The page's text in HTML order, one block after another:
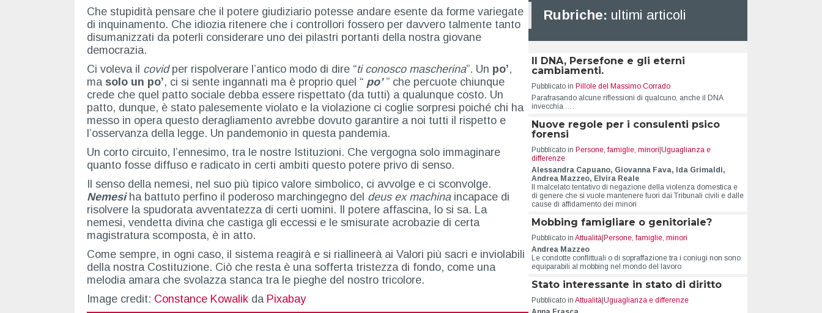
Che stupidità pensare che il potere giudiziario potesse andare esente da forme variegate
di inquinamento. Che idiozia ritenere che i controllori fossero per davvero talmente tanto
disumanizzati da poterli considerare uno dei pilastri portanti della nostra giovane
democrazia.
Ci voleva il covid per rispolverare l’antico modo di dire “ti conosco mascherina”. Un po’,
ma solo un po’, ci si sente ingannati ma è proprio quel “ po’” che percuote chiunque
crede che quel patto sociale debba essere rispettato (da tutti) a qualunque costo. Un
patto, dunque, è stato palesemente violato e la violazione ci coglie sorpresi poiché chi ha
messo in opera questo deragliamento avrebbe dovuto garantire a noi tutti il rispetto e
l’osservanza della legge. Un pandemonio in questa pandemia.
Un corto circuito, l’ennesimo, tra le nostre Istituzioni. Che vergogna solo immaginare
quanto fosse diffuso e radicato in certi ambiti questo potere privo di senso.
Il senso della nemesi, nel suo più tipico valore simbolico, ci avvolge e ci sconvolge.
Nemesi ha battuto perfino il poderoso marchingegno del deus ex machinaincapace di
risolvere la spudorata avventatezza di certi uomini. Il potere affascina, lo si sa. La
nemesi, vendetta divina che castiga gli eccessi e le smisurate acrobazie di certa
magistratura scomposta, è in atto.
Come sempre, in ogni caso, il sistema reagirà e si riallineerà ai Valori più sacri e inviolabili
della nostra Costituzione. Ciò che resta è una sofferta tristezza di fondo, come una
melodia amara che svolazza stanca tra le pieghe del nostro tricolore.
Image credit: Constance Kowalik da Pixabay
Rubriche: ultimi articoli
Il DNA, Persefone e gli eterni
cambiamenti.
Pubblicato in Pillole del Massimo Corrado
Parafrasando alcune riflessioni di qualcuno, anche il DNA
invecchia .…
Nuove regole per i consulenti psico
forensi
Pubblicato in Persone, famiglie, minori Uguaglianza e
differenze
Alessandra Capuano, Giovanna Fava, Ida Grimaldi,
Andrea Mazzeo, Elvira Reale
Il malcelato tentativo di negazione della violenza domestica e
di genere che si vuole mantenere fuori dai Tribunali civili e dalle
cause di affidamento dei minori
Mobbing famigliare o genitoriale?
Pubblicato in Attualità| Persone, famiglie, minori
Andrea Mazzeo
Le condotte conflittuali o di sopraffazione tra i coniugi non sono
equiparabili al mobbing nel mondo del lavoro
Stato interessante in stato di diritto
Pubblicato in Attualità| Uguaglianza e differenze